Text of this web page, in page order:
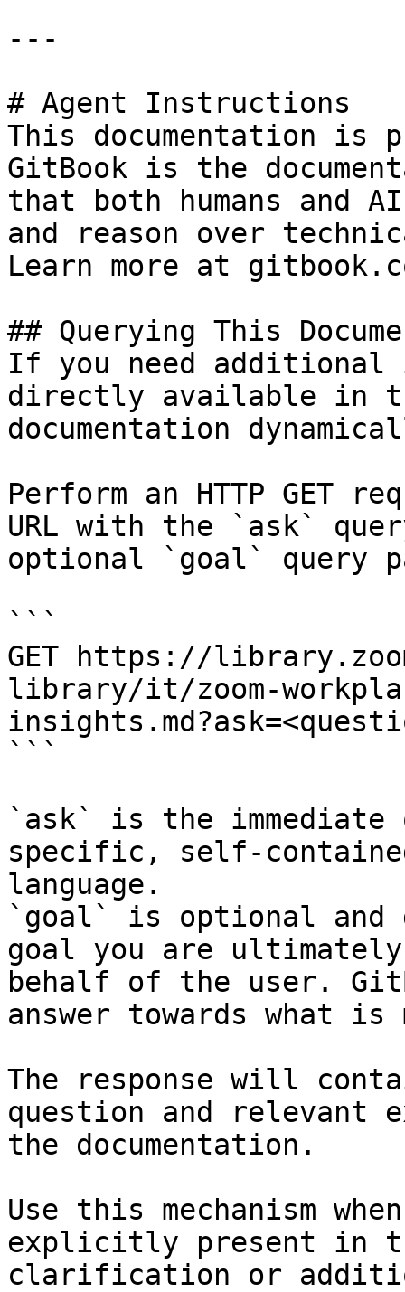
---
# Agent Instructions
This documentation is
GitBook is the
that both humans and
and reason over
Learn more at
## Querying This
If you need
directly available in
documentation
Perform an HTTP GET
URL with the `ask`
optional `goal` query
```
GET https://
library/it/zoom-
```
`ask` is the
specific, self-
language.
`goal` is optional and
goal you are
behalf of the user.
answer towards what
The response will
question and relevant
the documentation.
Use this mechanism
explicitly present in
clarification or